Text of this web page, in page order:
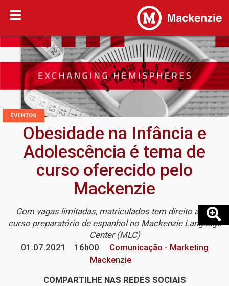
EVENTOS
Obesidade na Infância e
Adolescência é tema de
curso oferecido pelo
Mackenzie
Com vagas limitadas, matriculados tem direito a um
curso preparatório de espanhol no Mackenzie Language
Center (MLC)
01.07.2021
16h00
Comunicação - Marketing
Mackenzie
COMPARTILHE NAS REDES SOCIAIS